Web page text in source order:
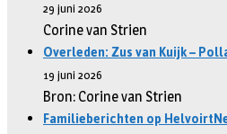
29 juni 2026
Corine van Strien
Overleden: Zus van Kuijk –
19 juni 2026
Bron: Corine van Strien
Familieberichten op